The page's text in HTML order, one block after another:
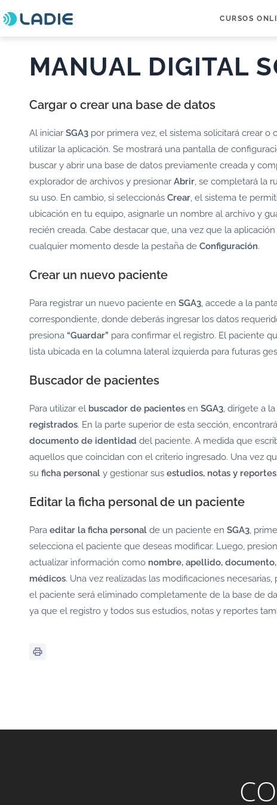
CURSOS
MANUAL DIGITAL
Cargar o crear una base de datos
Al iniciar SGA3 por primera vez, el sistema solicitará crear o
utilizar la aplicación. Se mostrará una pantalla de
buscar y abrir una base de datos previamente creada y
explorador de archivos y presionar Abrir, se completará la
su uso. En cambio, si seleccionás Crear, el sistema te
ubicación en tu equipo, asignarle un nombre al archivo y
recién creada. Cabe destacar que, una vez que la
cualquier momento desde la pestaña de Configuración.
Crear un nuevo paciente
Para registrar un nuevo paciente en SGA3, accede a la
correspondiente, donde deberás ingresar los datos
presiona “Guardar” para confirmar el registro. El paciente
lista ubicada en la columna lateral izquierda para futuras
Buscador de pacientes
Para utilizar el buscador de pacientes en SGA3, dirígete a la
registrados. En la parte superior de esta sección,
documento de identidad del paciente. A medida que
aquellos que coincidan con el criterio ingresado. Una vez
su ficha personal y gestionar sus estudios, notas y reportes
Editar la ficha personal de un paciente
Para editar la ficha personal de un paciente en SGA3,
selecciona el paciente que deseas modificar. Luego,
actualizar información como nombre, apellido,
médicos. Una vez realizadas las modificaciones necesarias,
el paciente será eliminado completamente de la base de
ya que el registro y todos sus estudios, notas y reportes